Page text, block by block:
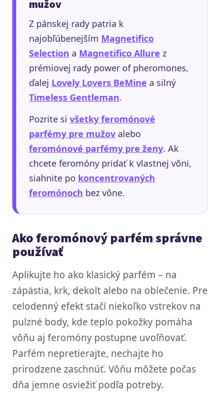
mužov
Z pánskej rady patria k
najobľúbenejším Magnetifico
Selection a Magnetifico Allure z
prémiovej rady power of pheromones,
ďalej Lovely Lovers BeMine a silný
Timeless Gentleman.
Pozrite si všetky feromónové
parfémy pre mužov alebo
feromónové parfémy pre ženy. Ak
chcete feromóny pridať k vlastnej vôni,
siahnite po koncentrovaných
feromónoch bez vône.
Ako feromónový parfém správne
používať
Aplikujte ho ako klasický parfém – na
zápästia, krk, dekolt alebo na oblečenie. Pre
celodenný efekt stačí niekoľko vstrekov na
pulzné body, kde teplo pokožky pomáha
vôňu aj feromóny postupne uvoľňovať.
Parfém nepretierajte, nechajte ho
prirodzene zaschnúť. Vôňu môžete počas
dňa jemne osviežiť podľa potreby.